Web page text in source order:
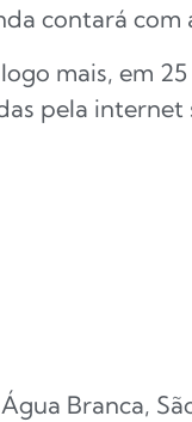
contará
mais, em
pela internet
Branca,